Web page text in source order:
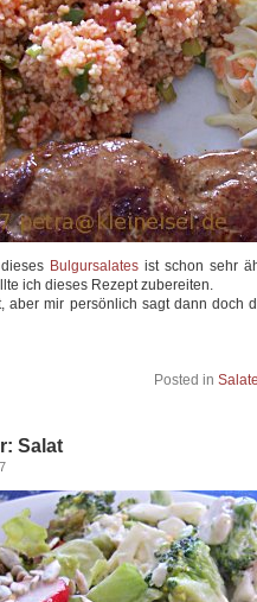
Bulgursalates ist schon sehr
ich dieses Rezept zubereiten.
aber mir persönlich sagt dann doch
Posted in Salate
Salat